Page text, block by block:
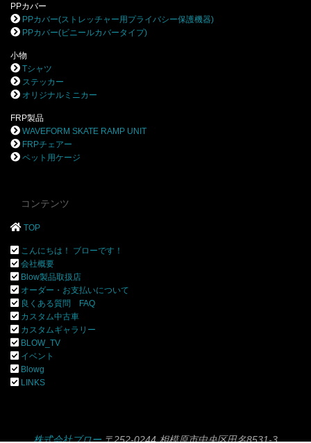
PPカバー
PPカバー(ストレッチャー用プライバシー保護機器)
PPカバー(ビニールカバータイプ)
小物
Tシャツ
ステッカー
オリジナルミニカー
FRP製品
WAVEFORM SKATE RAMP UNIT
FRPチェアー
ペット用ケージ
コンテンツ
TOP
こんにちは！ ブローです！
会社概要
Blow製品取扱店
オーダー・お支払いについて
良くある質問 FAQ
カスタム中古車
カスタムギャラリー
BLOW_TV
イベント
Blowg
LINKS
株式会社ブロー〒252-0244 相模原市中央区田名8531-3